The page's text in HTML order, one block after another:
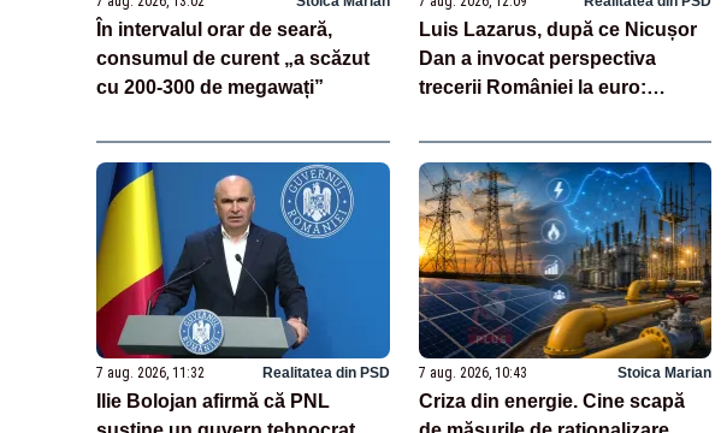
În intervalul orar de seară,
consumul de curent „a scăzut
cu 200-300 de megawați”
Luis Lazarus, după ce Nicușor
Dan a invocat perspectiva
trecerii României la euro:
suveranitate”
7 aug. 2026, 11:32 Realitatea din PSD
Ilie Bolojan afirmă că PNL
7 aug. 2026, 10:43 Stoica Marian
Criza din energie. Cine scapă